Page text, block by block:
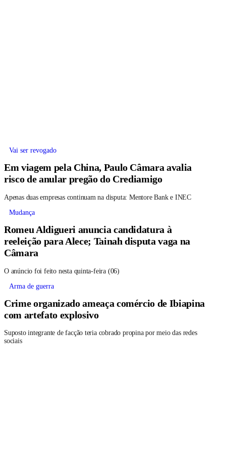
Vai ser revogado
Em viagem pela China, Paulo Câmara avalia
risco de anular pregão do Crediamigo
Apenas duas empresas continuam na disputa: Mentore Bank e INEC
Mudança
Romeu Aldigueri anuncia candidatura à
reeleição para Alece; Tainah disputa vaga na
Câmara
O anúncio foi feito nesta quinta-feira (06)
Arma de guerra
Crime organizado ameaça comércio de Ibiapina
com artefato explosivo
Suposto integrante de facção teria cobrado propina por meio das redes
sociais